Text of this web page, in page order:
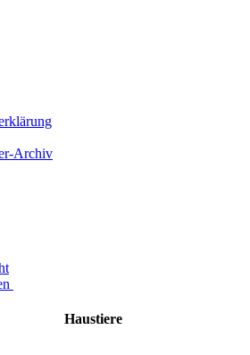
Archiv
Haustiere